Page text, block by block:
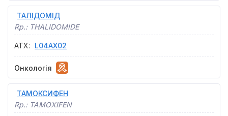
ТАЛІДОМІД
Rp.: THALIDOMIDE
АТХ: L04AX02
Онкологія
ТАМОКСИФЕН
Rp.: TAMOXIFEN